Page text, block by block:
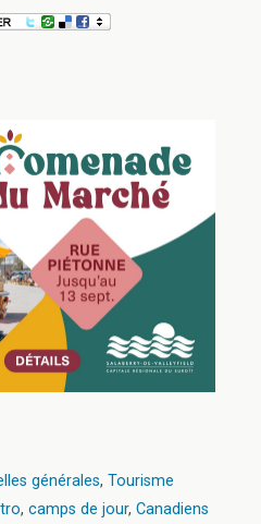
générales, Tourisme
, camps de jour, Canadiens